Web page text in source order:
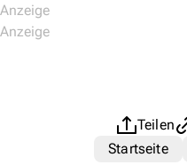
Teilen
Startseite